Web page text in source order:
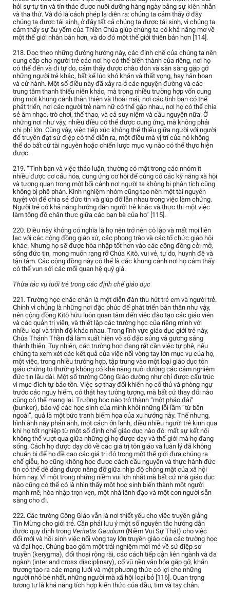
hỏi sự tự tin và tín thác được nuôi dưỡng hàng ngày bằng sự kiên nhẫn
và tha thứ. Và đó là cách phép lạ diễn ra: chúng ta cảm thấy ở đây
chúng ta được tái sinh, ở đây tất cả chúng ta được tái sinh, vì chúng ta
cảm thấy sự âu yếm của Thiên Chúa giúp chúng ta có khả năng mơ về
một thế giới nhân bản hơn, và do đó một thế giới thiên bản hơn [114].
218. Dọc theo những đường hướng này, các định chế của chúng ta nên
cung cấp cho người trẻ các nơi họ có thể biến thành của riêng, nơi họ
có thể đến và đi tự do, cảm thấy được chào đón và sẵn sàng gặp gỡ
những người trẻ khác, bất kể lúc khó khăn và thất vọng, hay hân hoan
và cử hành. Một số điều này đã xảy ra ở các nguyện đường và các
trung tâm thanh thiếu niên khác, mà trong nhiều trường hợp vốn cung
ứng một khung cảnh thân thiện và thoải mái, nơi các tình bạn có thể
phát triển, nơi các người trẻ nam nữ có thể gặp nhau, nơi họ có thể chia
sẻ âm nhạc, trò chơi, thể thao, và cả suy niệm và cầu nguyện nữa. Ở
những nơi như vậy, nhiều điều có thể được cung ứng, mà không phải
chi phí lớn. Cũng vậy, việc tiếp xúc không thể thiếu giữa người với người
để truyền đạt sứ điệp có thể diễn ra, một điều mà vị trí của nó không
thể do bất cứ tài nguyên hoặc chiến lược mục vụ nào có thể thực hiện
được.
219. “Tình bạn và việc thảo luận, thường có mặt trong các nhóm ít
nhiều được cơ cấu hóa, cung ứng cơ hội để củng cố các kỹ năng xã hội
và tương quan trong một bối cảnh nơi người ta không bị phân tích cũng
không bị phê phán. Kinh nghiệm nhóm cũng tạo nên một tài nguyên
tuyệt vời để chia sẻ đức tin và giúp đỡ lẫn nhau trong việc làm chứng.
Người trẻ có khả năng hướng dẫn người trẻ khác và thực thi một việc
làm tông đồ chân thực giữa các bạn bè của họ” [115].
220. Điều này không có nghĩa là họ nên trở nên cô lập và mất mọi liên
lạc với các cộng đồng giáo xứ, các phong trào và các tổ chức giáo hội
khác. Nhưng họ sẽ được hòa nhập tốt hơn vào các cộng đồng cởi mở,
sống đức tin, mong muốn rạng rỡ Chúa Kitô, vui vẻ, tự do, huynh đệ và
tận tâm. Các cộng đồng này có thể là các khung cảnh nơi họ cảm thấy
có thể vun sới các mối quan hệ quý giá.
Thừa tác vụ tuổi trẻ trong các định chế giáo dục
221. Trường học chắc chắn là một diễn đàn thu hút trẻ em và người trẻ.
Chính vì chúng là những nơi đặc phúc để phát triển bản thân như vậy,
nên cộng đồng Kitô hữu luôn quan tâm đến việc đào tạo các giáo viên
và các quản trị viên, và thiết lập các trường học của riêng mình với
nhiều loại và trình độ khác nhau. Trong lĩnh vực giáo dục giới trẻ này,
Chúa Thánh Thần đã làm xuất hiện vô số đặc sủng và gương sáng
thánh thiện. Tuy nhiên, các trường học đang rất cần việc tự phê, nếu
chúng ta xem xét các kết quả của việc nối vòng tay lớn mục vụ của họ,
một việc, trong nhiều trường hợp, tập trung vào một loại giáo dục tôn
giáo chứng tỏ thường không có khả năng nuôi dưỡng các cảm nghiệm
đức tin lâu dài. Một số trường Công Giáo dường như chỉ được cấu trúc
vì mục đích tự bảo tồn. Việc sợ thay đổi khiến họ cố thủ và phòng ngự
trước các nguy hiểm, có thật hay tưởng tượng, mà bất cứ thay đổi nào
cũng có thể mang lại. Trường học nào trở thành “một pháo đài”
(bunker), bảo vệ các học sinh của mình khỏi những lỗi lầm “từ bên
ngoài”, quả là một bức tranh biếm họa của xu hướng này. Thế nhưng,
hình ảnh này phản ánh, một cách ớn lạnh, điều nhiều người trẻ kinh qua
khi họ tốt nghiệp từ một số định chế giáo dục nào đó: mất sự kết nối
không thể vượt qua giữa những gì họ được dạy và thế giới mà họ đang
sống. Cách họ được dạy dỗ về các giá trị tôn giáo và luân lý đã không
chuẩn bị để họ đề cao các giá trị đó trong một thế giới đưa chúng ra
chế giễu, họ cũng không học được cách cầu nguyện và thực hành đức
tin có thể dễ dàng được nâng đỡ giữa nhịp độ chóng mặt của xã hội
hôm nay. Vì một trong những niềm vui lớn nhất mà bất cứ nhà giáo dục
nào cũng có thể có là nhìn thấy một học sinh biến thành một người
mạnh mẽ, hòa nhập trọn vẹn, một nhà lãnh đạo và một con người sẵn
sàng cho đi.
222. Các trường Công Giáo vẫn là nơi thiết yếu cho việc truyền giảng
Tin Mừng cho giới trẻ. Cần phải lưu ý một số nguyên tắc hướng dẫn
được quy định trong Veritatis Gaudium (Niềm Vui Sự Thật) cho việc
đổi mới và hồi sinh việc nối vòng tay lớn truyền giáo của các trường học
và đại học. Chúng bao gồm một trải nghiệm mới mẻ về sứ điệp sơ
truyền (kerygma), đối thoại rộng rãi, các cách tiếp cận liên ngành và đa
ngành (inter and cross disciplinary), cổ vũ nền văn hóa gặp gỡ, khẩn
trương tạo ra các mạng lưới và một phương thức có lợi cho những
người nhỏ bé nhất, những người mà xã hội loại bỏ [116]. Quan trọng
tương tự là khả năng tích hợp kiến thức của đầu, tim và tay chân.